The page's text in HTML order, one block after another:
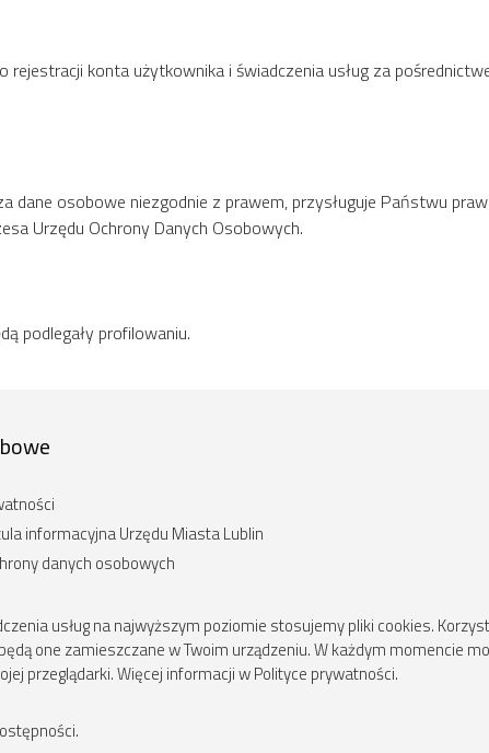
konta użytkownika i świadczenia usług za
osobowe niezgodnie z prawem, przysługuje Państwu
Urzędu Ochrony Danych Osobowych.
podlegały profilowaniu.
informacyjna Urzędu Miasta Lublin
danych osobowych
usług na najwyższym poziomie stosujemy pliki cookies.
one zamieszczane w Twoim urządzeniu. W każdym momencie
przeglądarki. Więcej informacji w Polityce prywatności.
.